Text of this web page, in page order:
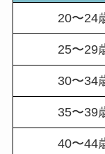
20〜24
25〜29
30〜34
35〜39
40〜44